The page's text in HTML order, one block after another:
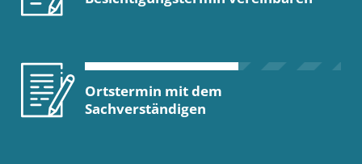
Ortstermin mit dem
Sachverständigen